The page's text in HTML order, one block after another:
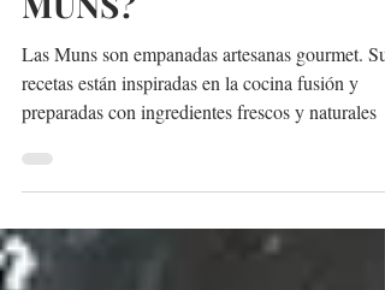
9 abr 2019
¿SABES QUE SON LAS
MUNS?
Las Muns son empanadas artesanas gourmet. Sus
recetas están inspiradas en la cocina fusión y